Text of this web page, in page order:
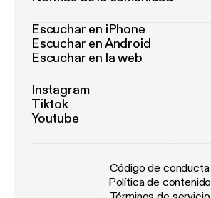
Escuchar en iPhone
Escuchar en Android
Escuchar en la web
Instagram
Tiktok
Youtube
Código de conducta
Política de contenido